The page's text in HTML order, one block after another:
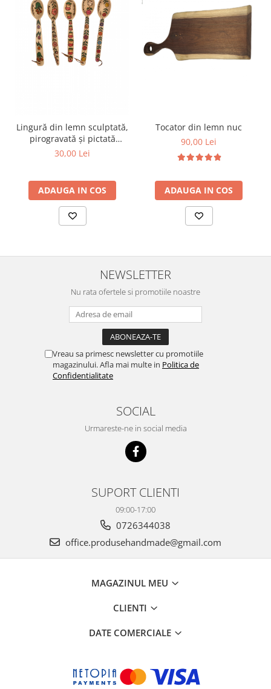
Lingură din lemn sculptată,
pirogravată și pictată
manual
30,00 Lei
ADAUGA IN COS
Tocator din lemn nuc
90,00 Lei
ADAUGA IN COS
NEWSLETTER
Nu rata ofertele si promotiile noastre
Vreau sa primesc newsletter cu promotiile
magazinului. Afla mai multe in Politica de
Confidentialitate
SOCIAL
Urmareste-ne in social media
SUPORT CLIENTI
09:00-17:00
0726344038
office.produsehandmade@gmail.com
MAGAZINUL MEU
CLIENTI
DATE COMERCIALE